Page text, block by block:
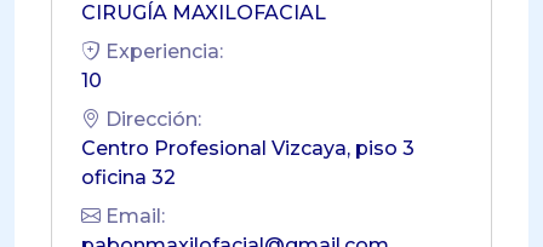
CIRUGÍA MAXILOFACIAL
Experiencia:
10
Dirección:
Centro Profesional Vizcaya, piso 3
oficina 32
Email: